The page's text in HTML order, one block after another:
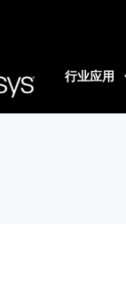
行业应用